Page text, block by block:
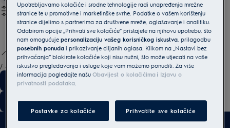
/ 3
Upotrebljavamo kolačiće i srodne tehnologije radi unapređenja mrežne
stranice te u promotivne i marketinške svrhe. Podatke o vašem korištenju
stranice dijelimo s partnerima za društvene mreže, oglašavanje i analitiku.
Odabirom opcije „Prihvati sve kolačiće” pristajete na njihovu upotrebu, što
nam omogućujepersonalizaciju vašeg korisničkog iskustva, prilagodbu
posebnih ponuda i prikazivanje ciljanih oglasa. Klikom na „Nastavi bez
prihvaćanja” blokirate kolačiće koji nisu nužni, što može utjecati na vaše
iskustvo pregledavanja i usluge koje vam možemo ponuditi. Za više
informacija pogledajte našuObavijest o kolačićima i Izjavu o
privatnosti podataka.
Postavke za kolačiće Prihvatite sve kolačiće